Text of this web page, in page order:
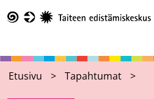
pääsisältöön
Etusivu Tapahtumat